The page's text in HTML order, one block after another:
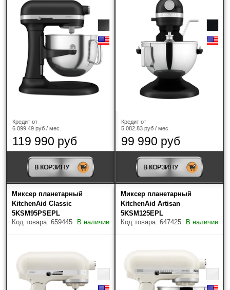
Кредит от
6 099.49 руб / мес.
119 990 руб
В КОРЗИНУ
Кредит от
5 082.83 руб / мес.
99 990 руб
В КОРЗИНУ
Миксер планетарный
KitchenAid Classic
5KSM95PSEPL
Код товара: 659445
В наличии
Миксер планетарный
KitchenAid Artisan
5KSM125EPL
Код товара: 647425
В наличии